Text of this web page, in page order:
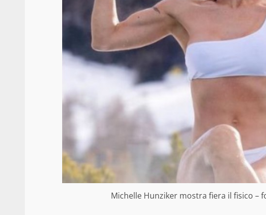
Michelle Hunziker mostra fiera il fisico –